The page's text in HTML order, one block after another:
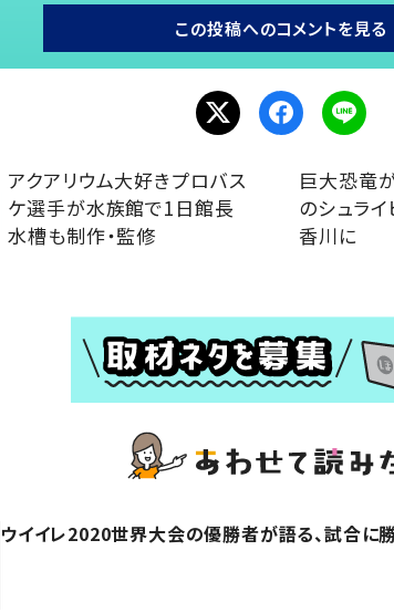
この投稿へのコメントを見る
アクアリウム大好きプロバス
ケ選手が水族館で1日館長
水槽も制作・監修
巨大恐竜
のシュラ
香川に
ウイイレ2020世界大会の優勝者が語る、試合に